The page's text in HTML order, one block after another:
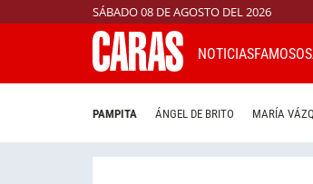
SÁBADO 08 DE AGOSTO DEL 2026
NOTICIASFAMOSOS
PAMPITA ÁNGEL DE BRITO MARÍA